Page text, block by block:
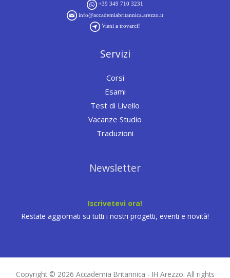
+39 349 710 3231
info@accademiabritannica.arezzo.it
Vieni a trovarci!
Servizi
Corsi
Esami
Test di Livello
Vacanze Studio
Traduzioni
Newsletter
Iscrivetevi ora!
Restate aggiornati su tutti i nostri progetti, eventi e novità!
Copyright © 2026 Accademia Britannica - IH Arezzo. All rights